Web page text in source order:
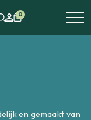
0
en gemaakt van